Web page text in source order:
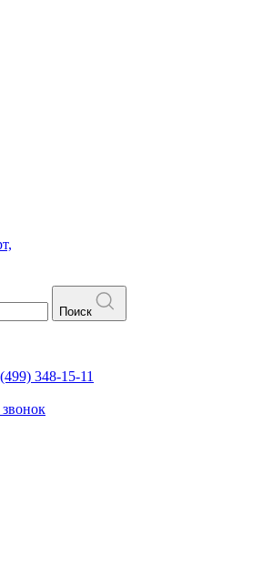
Поиск
348-15-11
звонок